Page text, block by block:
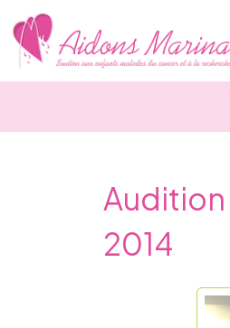
Skip
content
Audition
2014